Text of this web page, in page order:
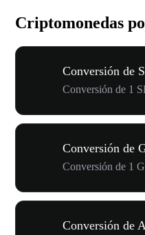
Criptomonedas
Conversión de
Conversión de 1
Conversión de
Conversión de 1
Conversión de